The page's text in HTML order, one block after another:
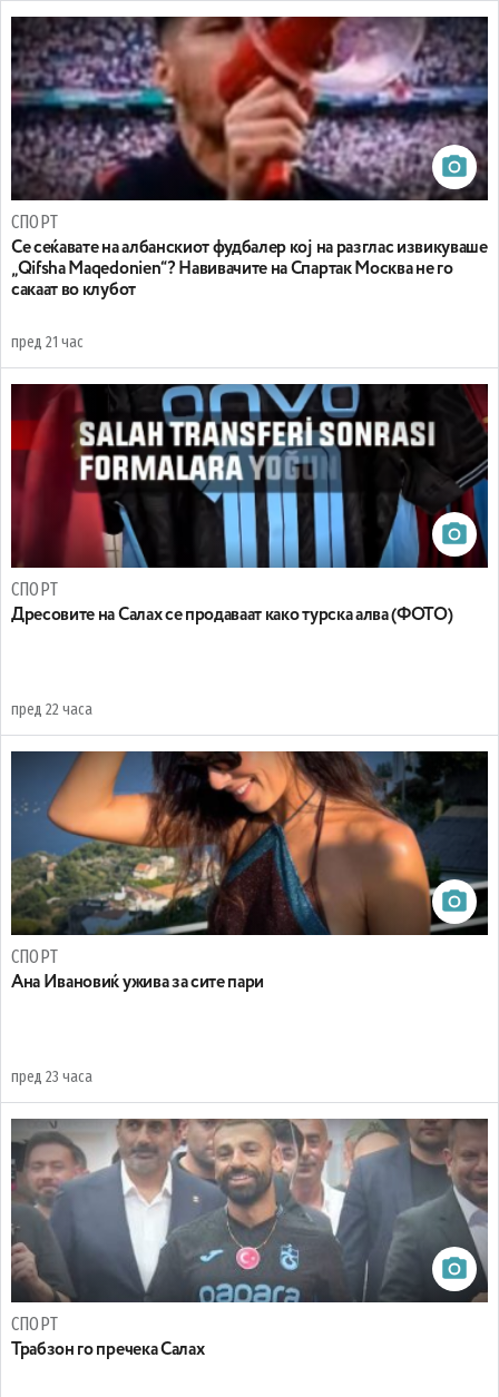
СПОРТ
Се сеќавате на албанскиот фудбалер кој на разглас извикуваше
„Qifsha Maqedonien“? Навивачите на Спартак Москва не го
сакаат во клубот
пред 21 час
СПОРТ
Дресовите на Салах се продаваат како турска алва (ФОТО)
пред 22 часа
СПОРТ
Ана Ивановиќ ужива за сите пари
пред 23 часа
СПОРТ
Трабзон го пречека Салах